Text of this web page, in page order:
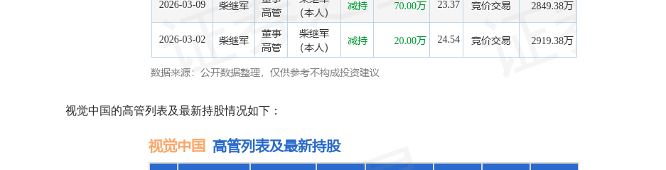
视觉中国的高管列表及最新持股情况如下：